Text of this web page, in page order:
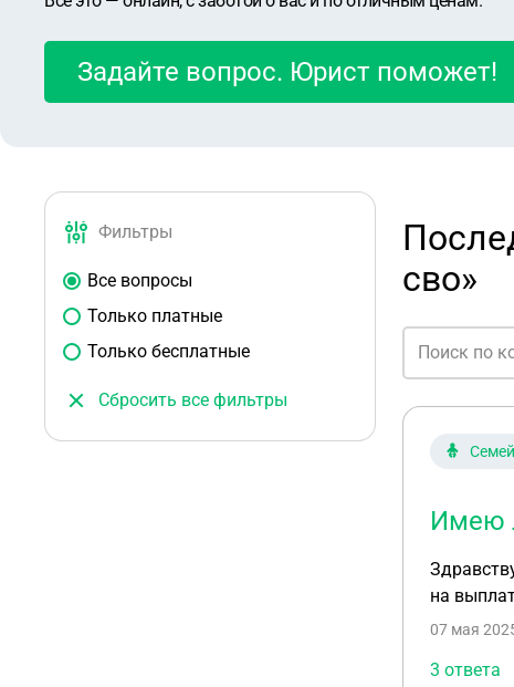
Задайте вопрос. Юрист поможет!
Фильтры
Все вопросы
Только платные
Только бесплатные
Сбросить все фильтры
сво»
Имею
на
07 мая
3 ответа